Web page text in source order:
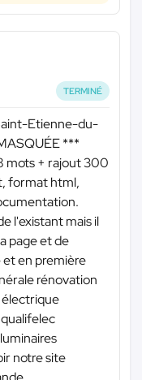
TERMINÉ
Etienne-du-
***
mots + rajout 300
format html,
l'existant mais il
page et de
et en première
rénovation
notre site